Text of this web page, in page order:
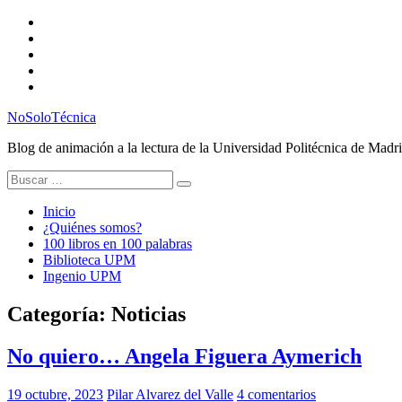
Saltar
contenido
NoSoloTécnica
Blog de animación a la lectura de la Universidad Politécnica de
Buscar:
Inicio
¿Quiénes somos?
100 libros en 100 palabras
Biblioteca UPM
Ingenio UPM
Categoría: Noticias
No quiero… Angela Figuera Aymerich
19 octubre, 2023 Pilar Alvarez del Valle 4 comentarios